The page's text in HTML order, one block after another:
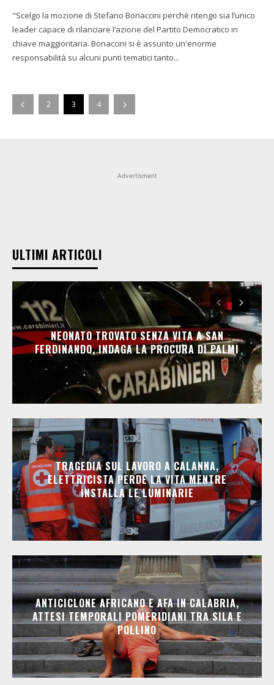
"Scelgo la mozione di Stefano Bonaccini perché ritengo sia l’unico
leader capace di rilanciare l’azione del Partito Democratico in
chiave maggioritaria. Bonaccini si è assunto un'enorme
responsabilità su alcuni punti tematici tanto...
2 3 4
Advertisment
ULTIMI ARTICOLI
NEONATO TROVATO SENZA VITA A SAN
FERDINANDO, INDAGA LA PROCURA DI PALMI
TRAGEDIA SUL LAVORO A CALANNA,
ELETTRICISTA PERDE LA VITA MENTRE
INSTALLA LE LUMINARIE
ANTICICLONE AFRICANO E AFA IN CALABRIA,
ATTESI TEMPORALI POMERIDIANI TRA SILA E
POLLINO